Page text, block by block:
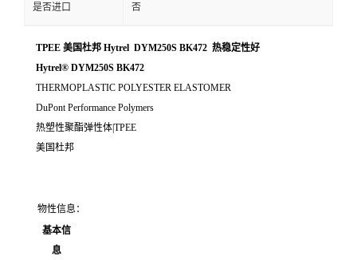
是否进口 否
TPEE 美国杜邦 Hytrel DYM250S BK472 热稳定性好
Hytrel® DYM250S BK472
THERMOPLASTIC POLYESTER ELASTOMER
DuPont Performance Polymers
热塑性聚酯弹性体|TPEE
美国杜邦
物性信息：
基本信
息